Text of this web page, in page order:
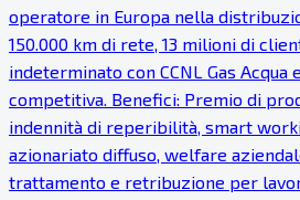
operatore in Europa nella
150.000 km di rete, 13 milioni di
indeterminato con CCNL Gas
competitiva. Benefici: Premio di
indennità di reperibilità, smart
azionariato diffuso, welfare
trattamento e retribuzione per